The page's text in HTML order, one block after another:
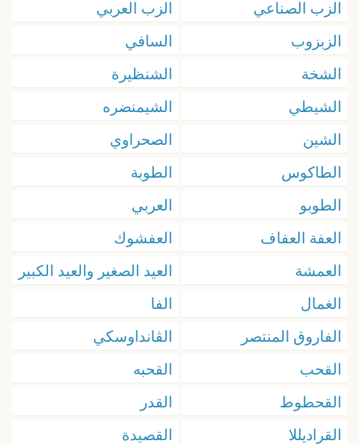
الزب الصناعي
الزب العربي
الزبزوب
السافي
الشخة
الشنظيرة
الشيطي
الشيمنضره
الشين
الصحراوي
الطاكوس
الطوبة
الطوبو
العربي
العفة العفاف
العفشوك
العمشة
العيد الصغير والعيد الكبير
الغمال
الفا
الفاروق المنتصر
الڤانداوسكي
القحب
القحبه
القحطوط
القدر
القراديللا
القصيدة